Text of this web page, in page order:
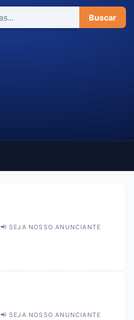
Buscar
📢 SEJA NOSSO ANUNCIANTE
📢 SEJA NOSSO ANUNCIANTE